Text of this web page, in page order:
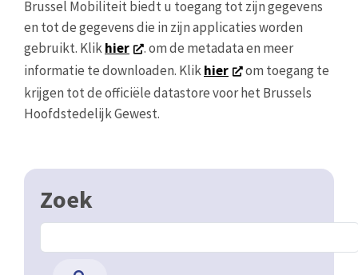
Brussel Mobiliteit biedt u toegang tot zijn gegevens
en tot de gegevens die in zijn applicaties worden
gebruikt. Klikhier
. om de metadata en meer
informatie te downloaden. Klikhier
om toegang te
krijgen tot de officiële datastore voor het Brussels
Hoofdstedelijk Gewest.
Zoek